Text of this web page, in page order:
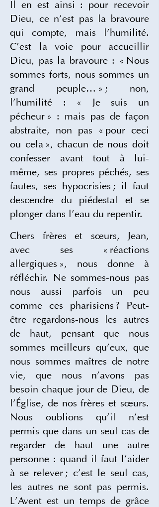
Il en est ainsi : pour recevoir
Dieu, ce n’est pas la bravoure
qui compte, mais l’humilité.
C’est la voie pour accueillir
Dieu, pas la bravoure : « Nous
sommes forts, nous sommes un
grand peuple… » ; non,
l’humilité : « Je suis un
pécheur » : mais pas de façon
abstraite, non pas « pour ceci
ou cela », chacun de nous doit
confesser avant tout à lui-
même, ses propres péchés, ses
fautes, ses hypocrisies ; il faut
descendre du piédestal et se
plonger dans l’eau du repentir.
Chers frères et sœurs, Jean,
avec ses « réactions
allergiques », nous donne à
réfléchir. Ne sommes-nous pas
nous aussi parfois un peu
comme ces pharisiens ? Peut-
être regardons-nous les autres
de haut, pensant que nous
sommes meilleurs qu’eux, que
nous sommes maîtres de notre
vie, que nous n’avons pas
besoin chaque jour de Dieu, de
l’Église, de nos frères et sœurs.
Nous oublions qu’il n’est
permis que dans un seul cas de
regarder de haut une autre
personne : quand il faut l’aider
à se relever ; c’est le seul cas,
les autres ne sont pas permis.
L’Avent est un temps de grâce